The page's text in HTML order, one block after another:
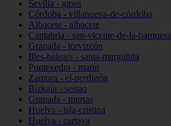
Sevilla - gines
Córdoba - villanueva-de-córdoba
Albacete - albacete
Cantabria - san-vicente-de-la-barquera
Granada - torvizcón
Illes-balears - santa-margalida
Pontevedra - marín
Zamora - el-perdigón
Bizkaia - sestao
Granada - murtas
Huelva - isla-cristina
Huelva - cartaya